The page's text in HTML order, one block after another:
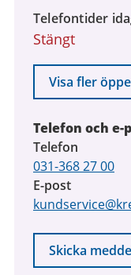
Telefontider
Stängt
Visa fler
Telefon och e-
Telefon
031-368 27 00
E-post
Skicka